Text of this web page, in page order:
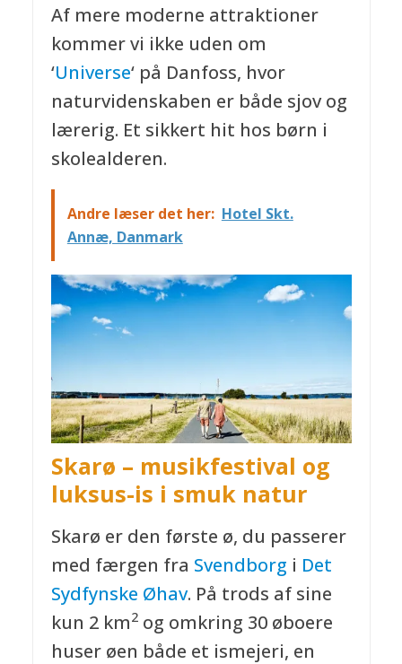
Af mere moderne attraktioner
kommer vi ikke uden om
‘Universe‘ på Danfoss, hvor
naturvidenskaben er både sjov og
lærerig. Et sikkert hit hos børn i
skolealderen.
Andre læser det her: Hotel Skt.
Annæ, Danmark
Skarø – musikfestival og
luksus-is i smuk natur
Skarø er den første ø, du passerer
med færgen fra Svendborg i Det
Sydfynske Øhav. På trods af sine
kun 2 km2 og omkring 30 øboere
huser øen både et ismejeri, en